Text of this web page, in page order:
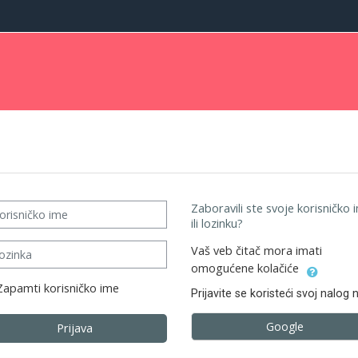
ime
korisničko ime
Prijava
Zaboravili ste svoje korisničko
ili lozinku?
Vaš veb čitač mora imati
omogućene kolačiće
Prijavite se koristeći svoj nalog
Google